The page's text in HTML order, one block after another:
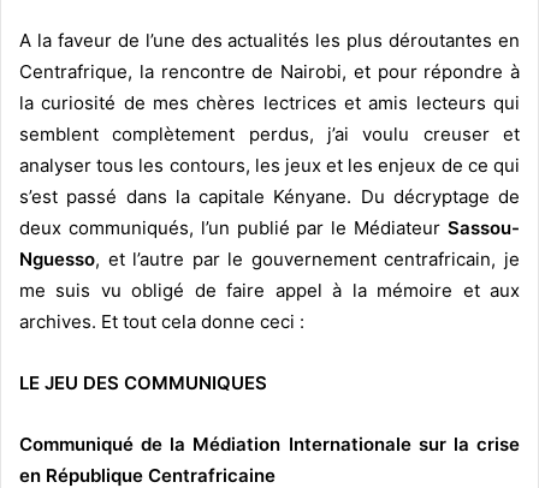
A la faveur de l’une des actualités les plus déroutantes en
Centrafrique, la rencontre de Nairobi, et pour répondre à
la curiosité de mes chères lectrices et amis lecteurs qui
semblent complètement perdus, j’ai voulu creuser et
analyser tous les contours, les jeux et les enjeux de ce qui
s’est passé dans la capitale Kényane. Du décryptage de
deux communiqués, l’un publié par le Médiateur Sassou-
Nguesso, et l’autre par le gouvernement centrafricain, je
me suis vu obligé de faire appel à la mémoire et aux
archives. Et tout cela donne ceci :
LE JEU DES COMMUNIQUES
Communiqué de la Médiation Internationale sur la crise
en République Centrafricaine